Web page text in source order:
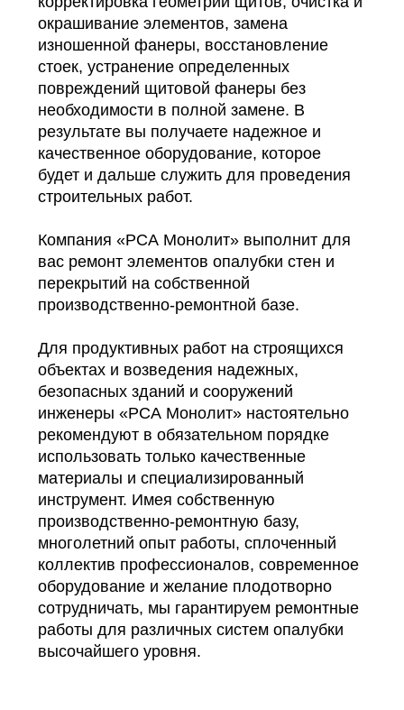
окрашивание элементов, замена
изношенной фанеры, восстановление
стоек, устранение определенных
повреждений щитовой фанеры без
необходимости в полной замене. В
результате вы получаете надежное и
качественное оборудование, которое
будет и дальше служить для проведения
строительных работ.
Компания «РСА Монолит» выполнит для
вас ремонт элементов опалубки стен и
перекрытий на собственной
производственно-ремонтной базе.
Для продуктивных работ на строящихся
объектах и возведения надежных,
безопасных зданий и сооружений
инженеры «РСА Монолит» настоятельно
рекомендуют в обязательном порядке
использовать только качественные
материалы и специализированный
инструмент. Имея собственную
производственно-ремонтную базу,
многолетний опыт работы, сплоченный
коллектив профессионалов, современное
оборудование и желание плодотворно
сотрудничать, мы гарантируем ремонтные
работы для различных систем опалубки
высочайшего уровня.